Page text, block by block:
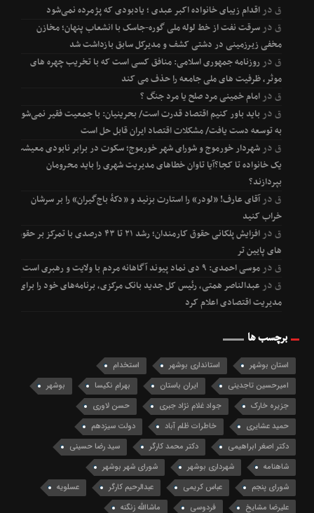
قدراقدام زیبای خانواده اکبر عبدی ؛ یادبودی که پژمرده نمی‌شود
قدرسرقت نفت از خط لوله ملی گوره-جاسک با انشعاب پنهان؛ مخازن
مخفی زیرزمینی در دشتی کشف و مدیرکل سابق بازداشت شد
قدرروزنامه جمهوری اسلامی: منافق کسی است که با تخریب چهره های
موثر، ظرفیت های ملی جامعه را حذف می کند
قدرامام خمینی مرد صلح یا مرد جنگ ؟
قدرباید باور کنیم اقتصاد قدرت است/ بحرینیان: با جمعیت فقیر نمی‌شود
به توسعه دست یافت/ مشکلات اقتصاد ایران قابل حل است
قدرشهردار خورموج و شورای شهر خورموج؛ سکوت در برابر نابودی معیشت
یک خانواده تا کجا؟آیا تاوان خطاهای مدیریت شهری را باید محرومان
بپردازند؟
قدرآقای عارف! «لودر» را استارت بزنید و «دکۀ باج‌گیران» را بر سرشان
خراب کنید
قدر
افزایش پلکانی حقوق کارمندان؛ رشد ۲۱ تا ۴۳ درصدی با تمرکز بر حقوق
های پایین تر
قدرموسی احمدی: ۹ دی نماد پیوند آگاهانه مردم با ولایت و رهبری است
قدر عبدالناصر همتی، رئیس کل جدید بانک مرکزی، برنامه‌های خود را برای
مدیریت اقتصادی اعلام کرد
برچسب ها
استان بوشهر استانداری بوشهر
استخدام
امیرحسین تاجدینی
ایران باستان بهرام نکیسا
بوشهر
جزیره خارک
جواد غلام نژاد جبری
حسن لاوری
حمید عشایری
خاطرات ظلم آباد
دولت سیزدهم
دکتر اصغر ابراهیمی
دکتر محمد کارگر
سید رضا حسینی
شاهنامه
شهرداری بوشهر
شورای شهر بوشهر
شورای پنجم
عباس کریمی عبدالرحیم کارگر
عسلویه
علیرضا مشایخ
فردوسی ماشاالله زنگنه